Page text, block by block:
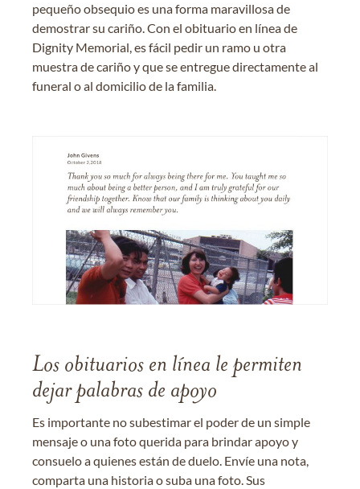
pequeño obsequio es una forma maravillosa de
demostrar su cariño. Con el obituario en línea de
Dignity Memorial, es fácil pedir un ramo u otra
muestra de cariño y que se entregue directamente al
funeral o al domicilio de la familia.
Los obituarios en línea le permiten
dejar palabras de apoyo
Es importante no subestimar el poder de un simple
mensaje o una foto querida para brindar apoyo y
consuelo a quienes están de duelo. Envíe una nota,
comparta una historia o suba una foto. Sus